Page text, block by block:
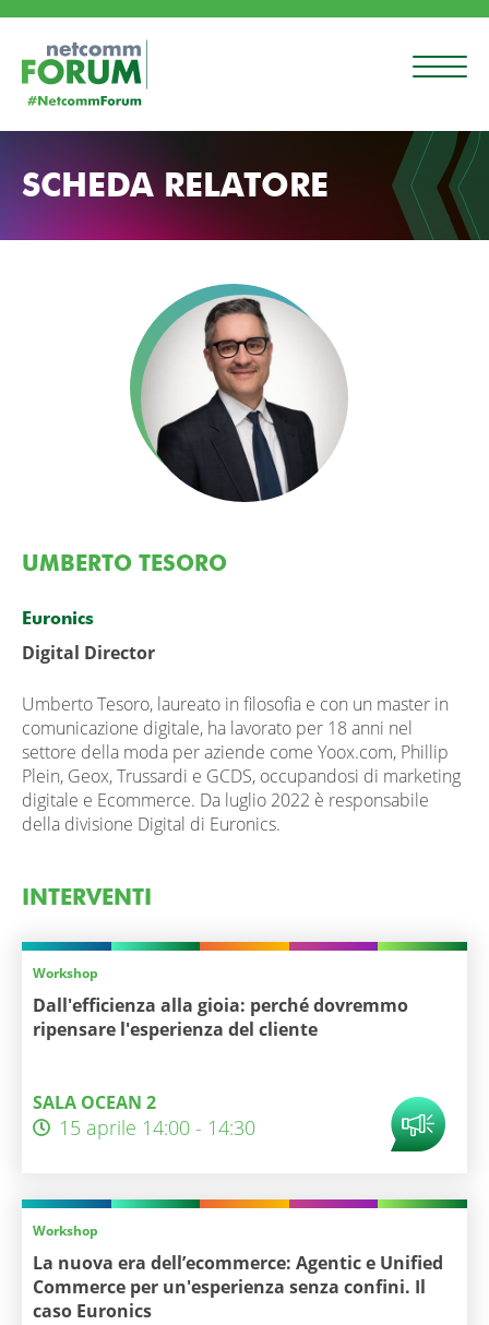
SCHEDA RELATORE
UMBERTO TESORO
Euronics
Digital Director
Umberto Tesoro, laureato in filosofia e con un master in
comunicazione digitale, ha lavorato per 18 anni nel
settore della moda per aziende come Yoox.com, Phillip
Plein, Geox, Trussardi e GCDS, occupandosi di marketing
digitale e Ecommerce. Da luglio 2022 è responsabile
della divisione Digital di Euronics.
INTERVENTI
Workshop
Dall'efficienza alla gioia: perché dovremmo
ripensare l'esperienza del cliente
SALA OCEAN 2
15 aprile 14:00 - 14:30
Workshop
La nuova era dell’ecommerce: Agentic e Unified
Commerce per un'esperienza senza confini. Il
caso Euronics